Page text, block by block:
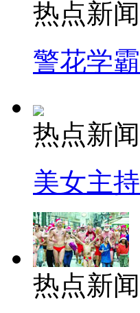
热点新闻
警花学
热点新闻
美女主
热点新闻